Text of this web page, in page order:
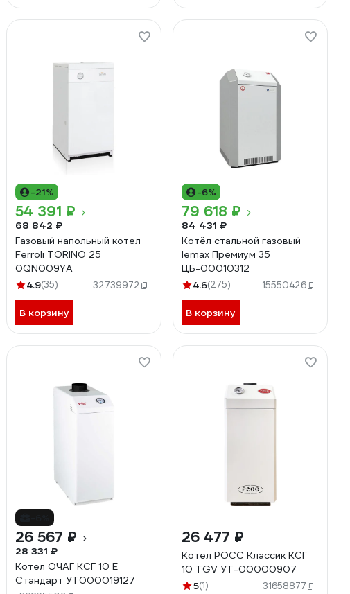
-21%
54 391 ₽
68 842 ₽
Газовый напольный котел
Ferroli TORINO 25
0QN009YA
4.9(35) 32739972
В корзину
-6%
79 618 ₽
84 431 ₽
Котёл стальной газовый
lemax Премиум 35
ЦБ-00010312
4.6(275) 15550426
В корзину
26 567 ₽
28 331 ₽
Котел ОЧАГ КСГ 10 Е
Стандарт УТ000019127
26 477 ₽
Котел РОСС Классик КСГ
10 TGV УТ-00000907
5(1) 31658877